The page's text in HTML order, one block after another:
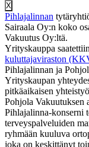
X
Pihlajalinnan
Sairaala Oy:n koko
Vakuutus Oy:ltä.
Yrityskauppa
kuluttajaviraston
Pihlajalinnan ja
Yrityskaupan
pitkäaikaisen
Pohjola Vakuutuksen
Pihlajalinna-konserni
terveyspalveluiden
ryhmään kuuluva
joka on keskittänyt